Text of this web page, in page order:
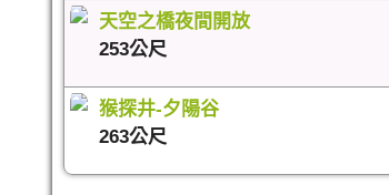
天空之橋夜間開放
253公尺
猴探井-夕陽谷
263公尺